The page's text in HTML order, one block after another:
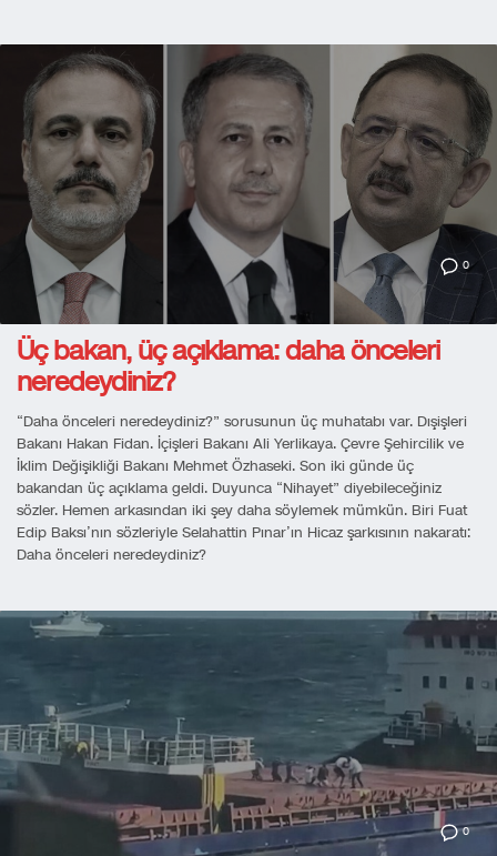
0
Üç bakan, üç açıklama: daha önceleri
neredeydiniz?
“Daha önceleri neredeydiniz?” sorusunun üç muhatabı var. Dışişleri
Bakanı Hakan Fidan. İçişleri Bakanı Ali Yerlikaya. Çevre Şehircilik ve
İklim Değişikliği Bakanı Mehmet Özhaseki. Son iki günde üç
bakandan üç açıklama geldi. Duyunca “Nihayet” diyebileceğiniz
sözler. Hemen arkasından iki şey daha söylemek mümkün. Biri Fuat
Edip Baksı’nın sözleriyle Selahattin Pınar’ın Hicaz şarkısının nakaratı:
Daha önceleri neredeydiniz?
0